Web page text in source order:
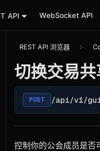
API WebSocket API
REST API 浏览器
切换交易共
POST /api/v1/
控制你的公会成员是否